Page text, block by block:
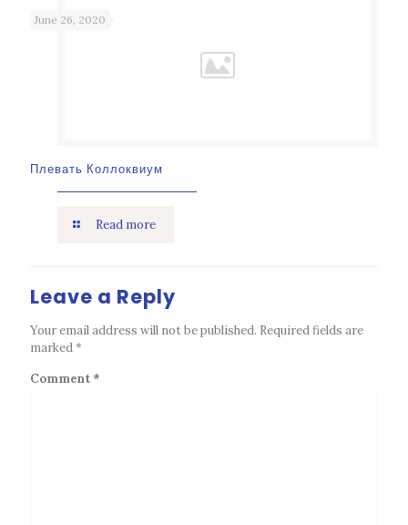
June 26, 2020
Плевать Коллоквиум
Read more
Leave a Reply
Your email address will not be published. Required fields are
marked*
Comment *